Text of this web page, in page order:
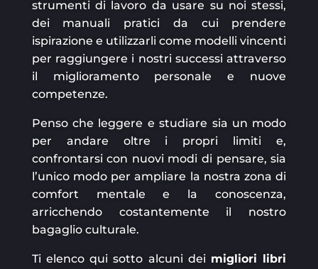
strumenti di lavoro da usare su noi stessi,
dei manuali pratici da cui prendere
ispirazione e utilizzarli come modelli vincenti
per raggiungere i nostri successi attraverso
il miglioramento personale e nuove
competenze.
Penso che leggere e studiare sia un modo
per andare oltre i propri limiti e,
confrontarsi con nuovi modi di pensare, sia
l’unico modo per ampliare la nostra zona di
comfort mentale e la conoscenza,
arricchendo costantemente il nostro
bagaglio culturale.
Ti elenco qui sotto alcuni dei migliori libri